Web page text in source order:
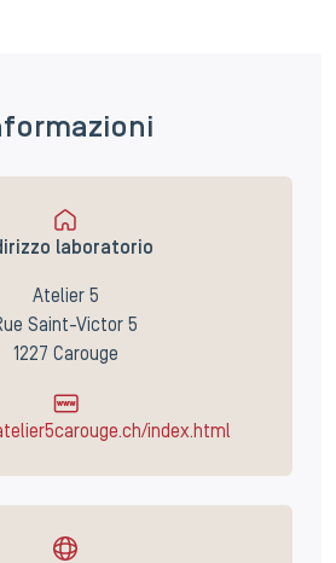
laboratorio
Atelier 5
Saint-Victor 5
1227 Carouge
index.html